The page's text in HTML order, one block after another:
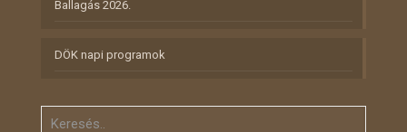
Ballagás 2026.
DÖK napi programok